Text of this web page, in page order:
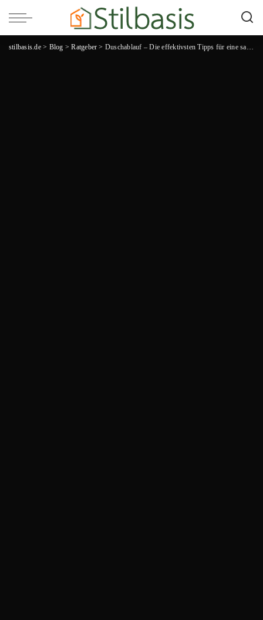
stilbasis.de> Blog >Ratgeber > Duschablauf – Die effektivsten Tipps für eine saubere und geruchsfreie Dusche